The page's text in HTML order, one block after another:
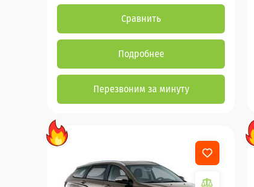
Сравнить
Подробнее
Перезвоним за минуту